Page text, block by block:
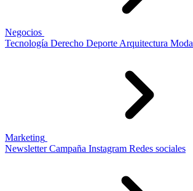
Negocios
Tecnología Derecho Deporte Arquitectura Moda
Marketing
Newsletter Campaña Instagram Redes sociales